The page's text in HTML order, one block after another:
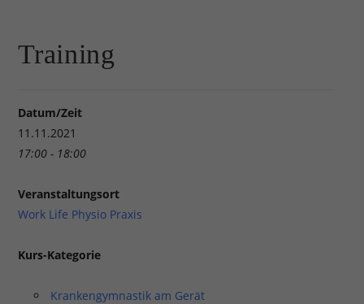
Training
Datum/Zeit
11.11.2021
17:00 - 18:00
Veranstaltungsort
Work Life Physio Praxis
Kurs-Kategorie
Krankengymnastik am Gerät